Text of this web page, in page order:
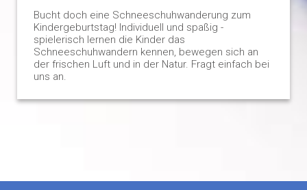
Bucht doch eine Schneeschuhwanderung zum
Kindergeburtstag! Individuell und spaßig -
spielerisch lernen die Kinder das
Schneeschuhwandern kennen, bewegen sich an
der frischen Luft und in der Natur. Fragt einfach bei
uns an.